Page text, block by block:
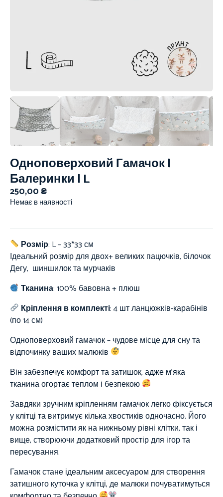
Одноповерховий Гамачок |
Балеринки | L
250,00₴
Немає в наявності
Розмір: L – 33*33 см
Ідеальний розмір для двох+ великих пацючків, білочок
Дегу, шиншилок та мурчаків
Тканина:100% бавовна + плюш
Кріплення в комплекті: 4 шт ланцюжків-карабінів
(по 14 см)
Одноповерховий гамачок – чудове місце для сну та
відпочинку ваших малюків
Він забезпечує комфорт та затишок, адже м’яка
тканина огортає теплом і безпекою
Завдяки зручним кріпленням гамачок легко фіксується
у клітці та витримує кілька хвостиків одночасно. Його
можна розмістити як на нижньому рівні клітки, так і
вище, створюючи додатковий простір для ігор та
пересування.
Гамачок стане ідеальним аксесуаром для створення
затишного куточка у клітці, де малюки почуватимуться